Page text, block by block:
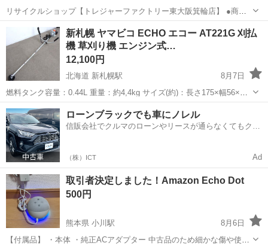
リサイクルショップ【トレジャーファクトリー東大阪箕輪店】 ●商品
情報 アイテム ：ゲーミングチェア 状態 ：キズ有 【お問合せ
番号：1078002896067】 ●住所 〒578-0915 大阪府東大阪...
東大阪市 吉田駅 椅子
新札幌 ヤマビコ ECHO エコー AT221G 刈払
機 草刈り機 エンジン式…
12,100円
北海道 新札幌駅
8月7日
燃料タンク容量：0.44L 重量：約4,4kg サイズ(約)：長さ175×幅56×高
さ44cm（刈刃除く） エンジン：空冷2サイクル単シリンダ 排気量
21.2cc 燃料混合比：25:1 ガソリン：2サイクルエンジン...
北海道 札幌市 新札幌駅 その他
ローンブラックでも車にノレル
信販会社でクルマのローンやリースが通らなくてもクル
（株）ICT Ad
取引者決定しました！Amazon Echo Dot
500円
熊本県 小川駅
8月6日
【付属品】 ・本体 ・純正ACアダプター 中古品のため細かな傷や使用